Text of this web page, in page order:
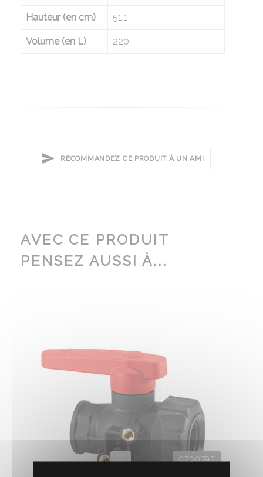
Hauteur (en cm) 51.1
Volume (en L) 220
RECOMMANDEZ CE PRODUIT À UN AMI
AVEC CE PRODUIT
PENSEZ AUSSI À...
0700795